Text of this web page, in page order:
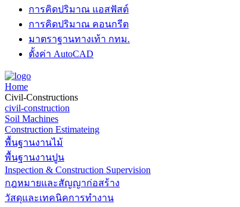
การคิดปริมาณ แอสฟัสต์
การคิดปริมาณ คอนกรีต
มาตราฐานทางเท้า กทม.
ตั้งค่า AutoCAD
Home
Civil-Constructions
civil-construction
Soil Machines
Construction Estimateing
พื้นฐานงานไม้
พื้นฐานงานปูน
Inspection & Construction Supervision
กฎหมายและสัญญาก่อสร้าง
วัสดุและเทคนิคการทำงาน